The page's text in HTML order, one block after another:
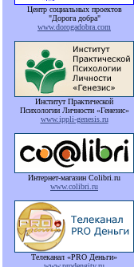
Центр социальных проектов
"Дорога добра"
www.dorogadobra.com
Институт Практической
Психологии Личности «Генезис»
www.ippli-genesis.ru
Интернет-магазин Colibri.ru
www.colibri.ru
Телеканал «PRO Деньги»